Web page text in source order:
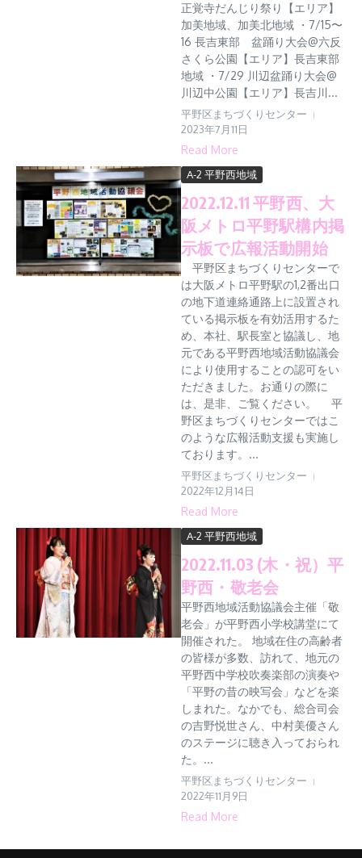
正覚寺だんじり祭り【エリア】
加美地域、加美北地域 ・7/15〜
16 長吉東部 盆踊り大会@六反
さくら公園【エリア】長吉東部
地域 ・7/29 川辺盆踊り大会@
川辺中公園【エリア】長吉川...
平野区まちづくりセンター
2023年7月11日
Read More
A-2 平野西地域
2022.12.11 平野西、大
阪メトロ平野駅構内掲
示板で広報活動開始
平野区まちづくりセンターで
は大阪メトロ平野駅の1,2番出口
の地下道連絡通路上に設置され
ている掲示板を有効活用するた
め、本社、駅長室と協議し、地
元である平野西地域活動協議会
により使用することの認可をい
ただきました。お通りの際に
は、是非、ご覧ください。 平
野区まちづくりセンターではこ
のような広報活動支援も実施し
ております。...
平野区まちづくりセンター
2022年12月14日
Read More
A-2 平野西地域
2022.11.03 (木・祝）平
野西・敬老会
平野西地域活動協議会主催「敬
老会」が平野西小学校講堂にて
開催された。 地域在住の高齢者
の皆様が多数、訪れて、地元の
平野西中学校吹奏楽部の演奏や
「平野の昔の映写会」などを楽
しまれた。なかでも、総合司会
の吉野悦世さん、中村美優さん
のステージに聴き入っておられ
た。...
平野区まちづくりセンター
2022年11月9日
Read More